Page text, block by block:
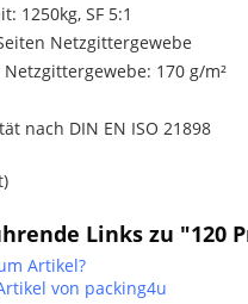
1250kg, SF 5:1
Netzgittergewebe
170 g/m²
nach DIN EN ISO 21898
Links zu "120
Artikel?
von packing4u